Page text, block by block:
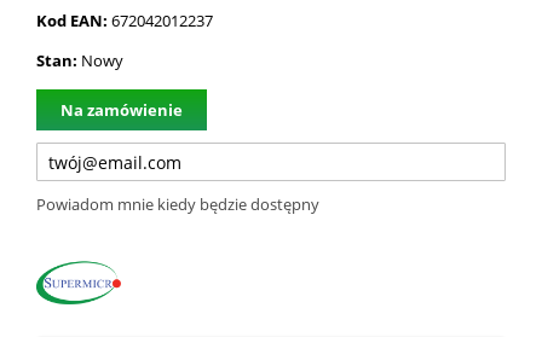
Kod EAN: 672042012237
Stan: Nowy
Na zamówienie
Powiadom mnie kiedy będzie dostępny